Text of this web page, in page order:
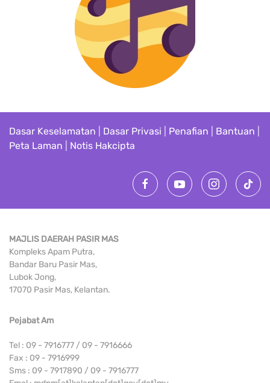
Dasar Keselamatan Dasar Privasi Penafian Bantuan
Peta Laman
Notis Hakcipta
MAJLIS DAERAH PASIR MAS
Kompleks Apam Putra,
Bandar Baru Pasir Mas,
Lubok Jong,
17070 Pasir Mas, Kelantan.
Pejabat Am
Tel : 09 - 7916777 / 09 - 7916666
Fax : 09 - 7916999
Sms : 09 - 7917890 / 09 - 7916777